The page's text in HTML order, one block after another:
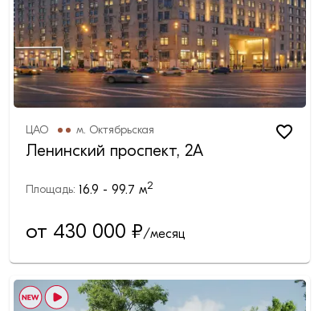
ЦАО м. Октябрьская
Ленинский проспект, 2А
Площадь: 16.9 - 99.7 м2
от 430 000 ₽/месяц